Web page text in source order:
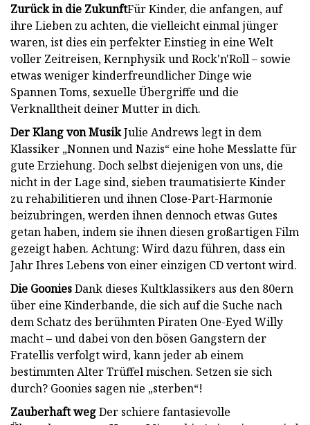
Zurück in die ZukunftFür Kinder, die anfangen, auf
ihre Lieben zu achten, die vielleicht einmal jünger
waren, ist dies ein perfekter Einstieg in eine Welt
voller Zeitreisen, Kernphysik und Rock'n'Roll – sowie
etwas weniger kinderfreundlicher Dinge wie
Spannen Toms, sexuelle Übergriffe und die
Verknalltheit deiner Mutter in dich.
Der Klang von MusikJulie Andrews legt in dem
Klassiker „Nonnen und Nazis“ eine hohe Messlatte für
gute Erziehung. Doch selbst diejenigen von uns, die
nicht in der Lage sind, sieben traumatisierte Kinder
zu rehabilitieren und ihnen Close-Part-Harmonie
beizubringen, werden ihnen dennoch etwas Gutes
getan haben, indem sie ihnen diesen großartigen Film
gezeigt haben. Achtung: Wird dazu führen, dass ein
Jahr Ihres Lebens von einer einzigen CD vertont wird.
Die GooniesDank dieses Kultklassikers aus den 80ern
über eine Kinderbande, die sich auf die Suche nach
dem Schatz des berühmten Piraten One-Eyed Willy
macht – und dabei von den bösen Gangstern der
Fratellis verfolgt wird, kann jeder ab einem
bestimmten Alter Trüffel mischen. Setzen sie sich
durch? Goonies sagen nie „sterben“!
Zauberhaft wegDer schiere fantasievolle